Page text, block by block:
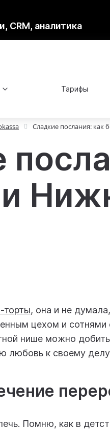
CRM, аналитика
Тарифы
Сладкие послания:
торты, она и не
цехом и сотнями
нише можно
любовь к своему
Помню, как в